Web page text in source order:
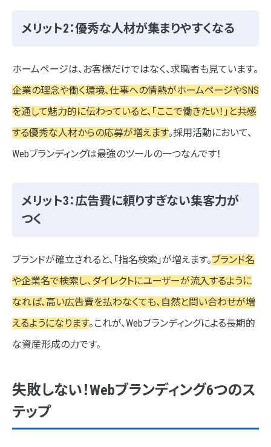
メリット2：優秀な人材が集まりやすくなる
ホームページは、お客様だけではなく、求職者も見ています。
企業の理念や働く環境、仕事への情熱がホームページやSNS
を通して魅力的に伝わっていると、「ここで働きたい！」と共感
する優秀な人材からの応募が増えます。採用活動において、
Webブランディングは最強のツールの一つなんです！
メリット3：広告費に頼りすぎない集客力が
つく
ブランドが確立されると、「指名検索」が増えます。ブランド名
や企業名で検索し、ダイレクトにユーザーが流入するように
なれば、高い広告費を払わなくても、自然と問い合わせが増
えるようになります。これが、Webブランディングによる長期的
な資産形成の力です。
失敗しない！Webブランディング6つのス
テップ